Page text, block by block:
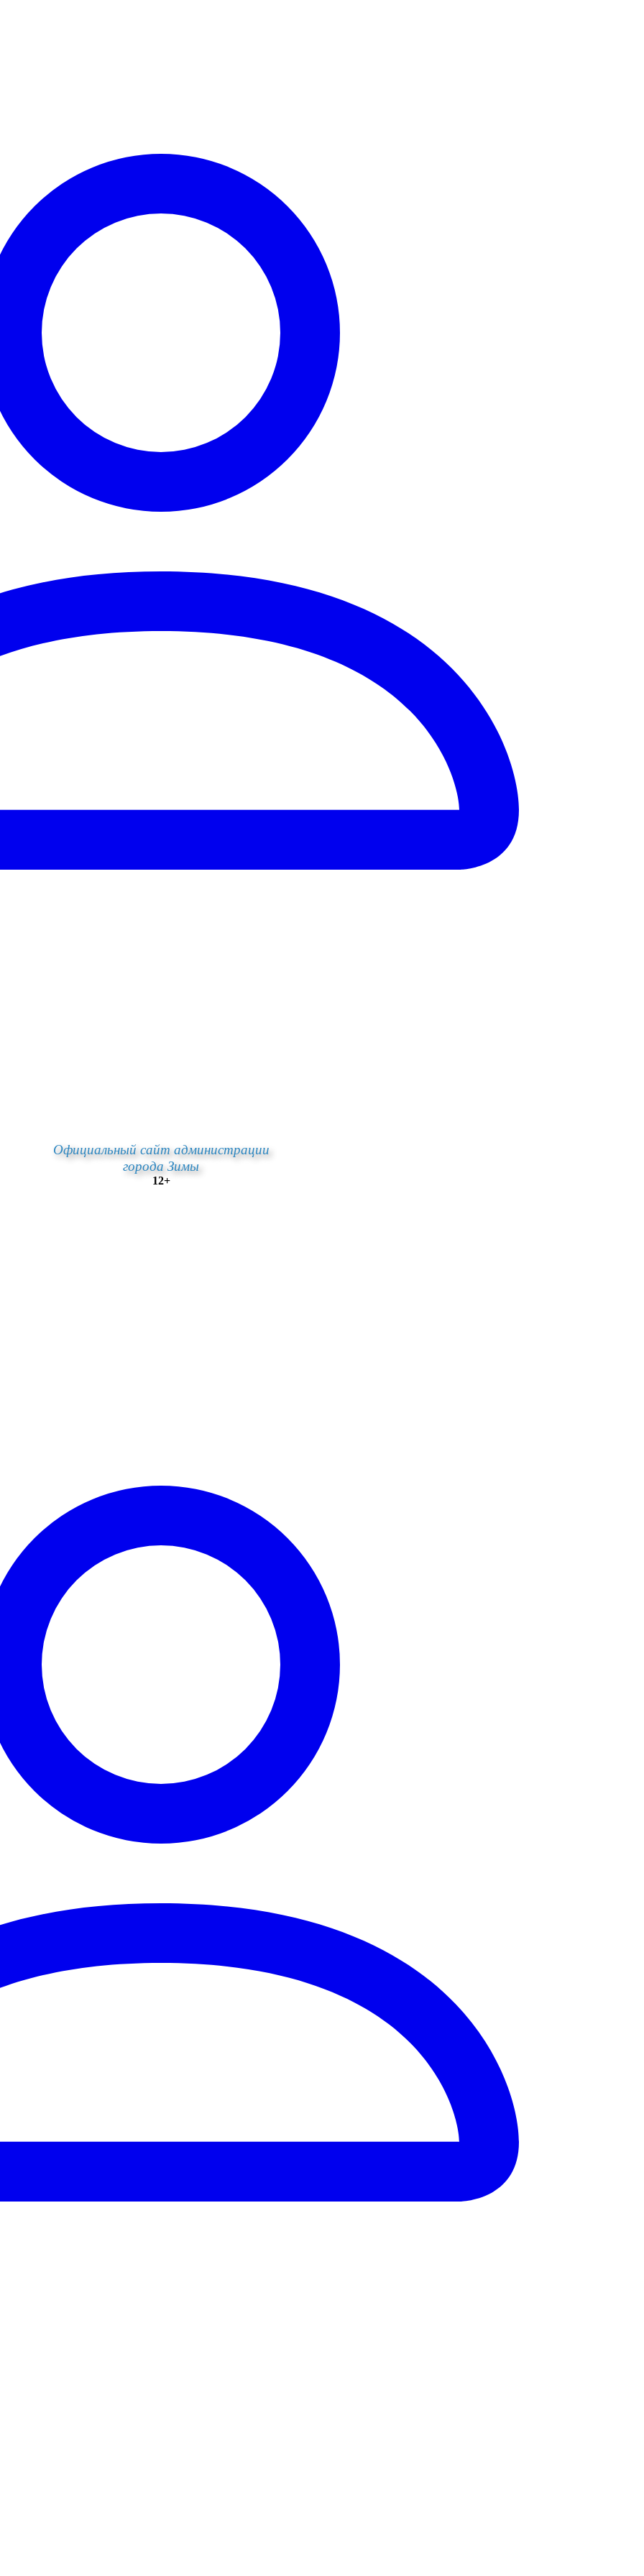
Официальный сайт администрации
города Зимы
12+